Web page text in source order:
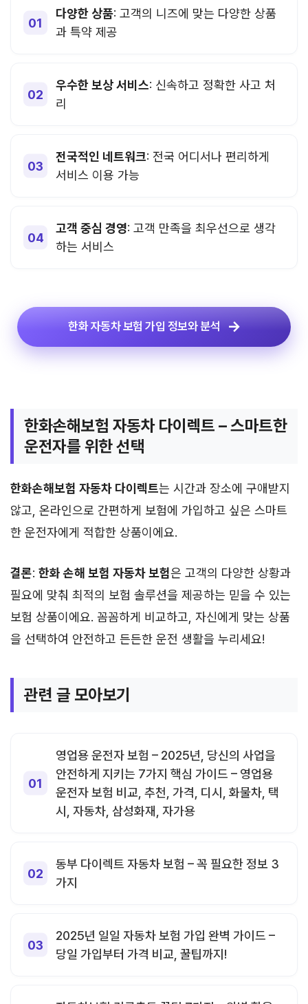
다양한 상품: 고객의 니즈에 맞는 다양한 상품
과 특약 제공
우수한 보상 서비스: 신속하고 정확한 사고 처
리
전국적인 네트워크: 전국 어디서나 편리하게
서비스 이용 가능
고객 중심 경영: 고객 만족을 최우선으로 생각
하는 서비스
한화 자동차 보험 가입 정보와 분석
한화손해보험 자동차 다이렉트 – 스마트한
운전자를 위한 선택
한화손해보험 자동차 다이렉트는 시간과 장소에 구애받지
않고, 온라인으로 간편하게 보험에 가입하고 싶은 스마트
한 운전자에게 적합한 상품이에요.
결론: 한화 손해 보험 자동차 보험은 고객의 다양한 상황과
필요에 맞춰 최적의 보험 솔루션을 제공하는 믿을 수 있는
보험 상품이에요. 꼼꼼하게 비교하고, 자신에게 맞는 상품
을 선택하여 안전하고 든든한 운전 생활을 누리세요!
관련 글 모아보기
영업용 운전자 보험 – 2025년, 당신의 사업을
안전하게 지키는 7가지 핵심 가이드 – 영업용
운전자 보험 비교, 추천, 가격, 디시, 화물차, 택
시, 자동차, 삼성화재, 자가용
동부 다이렉트 자동차 보험 – 꼭 필요한 정보 3
가지
2025년 일일 자동차 보험 가입 완벽 가이드 –
당일 가입부터 가격 비교, 꿀팁까지!